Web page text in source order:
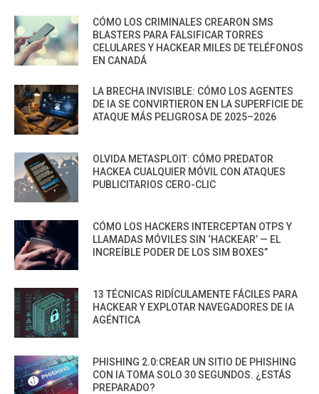
CÓMO LOS CRIMINALES CREARON SMS
BLASTERS PARA FALSIFICAR TORRES
CELULARES Y HACKEAR MILES DE TELÉFONOS
EN CANADÁ
LA BRECHA INVISIBLE: CÓMO LOS AGENTES
DE IA SE CONVIRTIERON EN LA SUPERFICIE DE
ATAQUE MÁS PELIGROSA DE 2025–2026
OLVIDA METASPLOIT: CÓMO PREDATOR
HACKEA CUALQUIER MÓVIL CON ATAQUES
PUBLICITARIOS CERO-CLIC
CÓMO LOS HACKERS INTERCEPTAN OTPS Y
LLAMADAS MÓVILES SIN ‘HACKEAR’ — EL
INCREÍBLE PODER DE LOS SIM BOXES”
13 TÉCNICAS RIDÍCULAMENTE FÁCILES PARA
HACKEAR Y EXPLOTAR NAVEGADORES DE IA
AGÉNTICA
PHISHING 2.0:CREAR UN SITIO DE PHISHING
CON IA TOMA SOLO 30 SEGUNDOS. ¿ESTÁS
PREPARADO?